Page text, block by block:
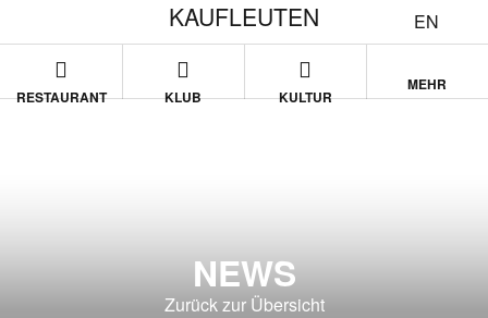
EN
KAUFLEUTEN
RESTAURANT KLUB KULTUR
MEHR
NEWS
Zurück zur Übersicht